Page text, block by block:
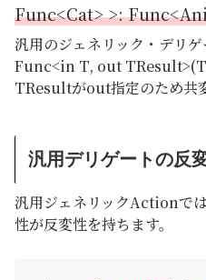
Func<Cat> >:
汎用のジェネリック・デリ
Func<in T, out TResult>(T
TResultがout指定のため共
汎用デリゲートの反
汎用ジェネリックActionで
性が反変性を持ちます。